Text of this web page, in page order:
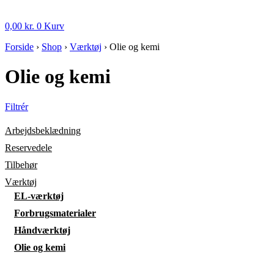
0,00 kr. 0 Kurv
Forside › Shop › Værktøj › Olie og kemi
Olie og kemi
Filtrér
Arbejdsbeklædning
Reservedele
Tilbehør
Værktøj
EL-værktøj
Forbrugsmaterialer
Håndværktøj
Olie og kemi